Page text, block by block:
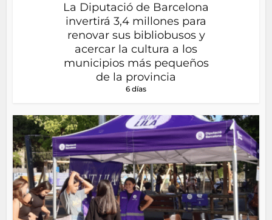
La Diputació de Barcelona
invertirá 3,4 millones para
renovar sus bibliobusos y
acercar la cultura a los
municipios más pequeños
de la provincia
6 días